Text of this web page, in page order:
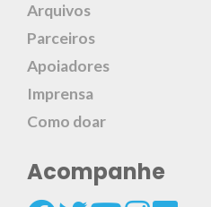
Arquivos
Parceiros
Apoiadores
Imprensa
Como doar
Acompanhe